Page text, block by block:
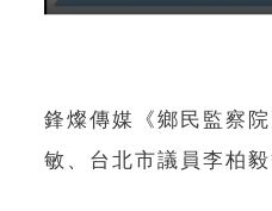
鋒燦傳媒《鄉民監察
敏、台北市議員李柏毅